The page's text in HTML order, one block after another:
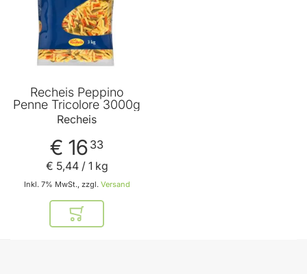
Recheis Peppino
Penne Tricolore 3000g
Recheis
€ 16 33
Inkl. 7% MwSt., zzgl. Versand
€ 5,44/ 1 kg
In den Warenkorb